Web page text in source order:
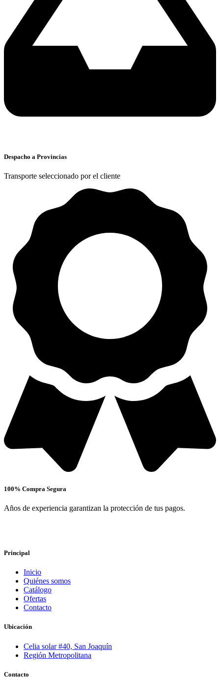
Despacho a Provincias
Transporte seleccionado por el cliente
100% Compra Segura
Años de experiencia garantizan la protección de tus pagos.
Principal
Inicio
Quiénes somos
Catálogo
Ofertas
Contacto
Ubicación
Celia solar #40, San Joaquín
Región Metropolitana
Contacto